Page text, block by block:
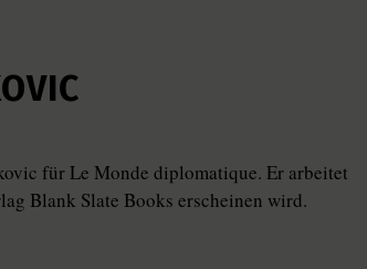
für Le Monde diplomatique. Er arbeitet
Blank Slate Books erscheinen wird.